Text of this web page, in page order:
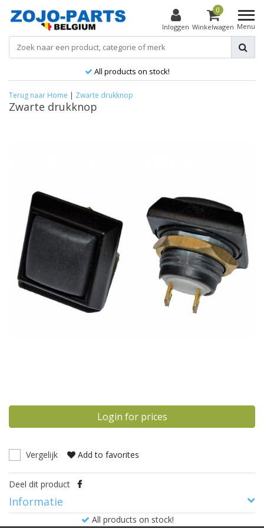
Inloggen
0
Winkelwagen Menu
All products on stock!
Terug naar Home | Zwarte drukknop
Zwarte drukknop
Login for prices
Vergelijk Add to favorites
Deel dit product
Informatie
All products on stock!